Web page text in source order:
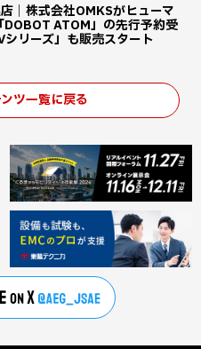
｜株式会社OMKSがヒューマ
DOBOT ATOM」の先行予約受
リーズ」も販売スタート
ツ一覧に戻る